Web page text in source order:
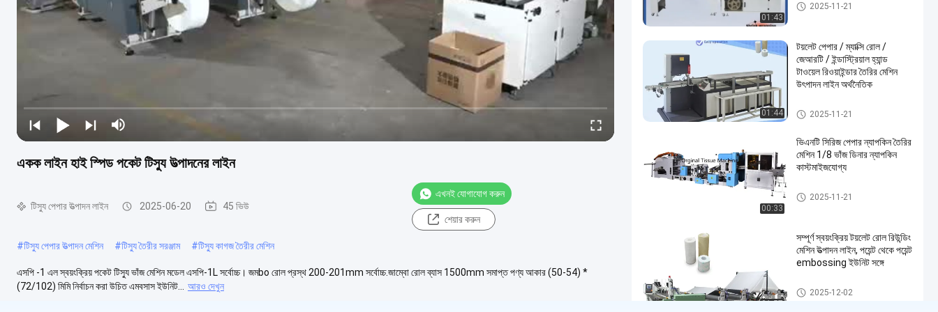
একক লাইন হাই স্পিড পকেট টিস্যু উত্পাদনের লাইন
টিস্যু পেপার উত্পাদন লাইন 2025-06-20 45 ভিউ
এখনই যোগাযোগ করুন
শেয়ার করুন
#টিস্যু পেপার উত্পাদন মেশিন #টিস্যু তৈরীর সরঞ্জাম #টিস্যু কাগজ তৈরীর মেশিন
এসপি -1 এল স্বয়ংক্রিয় পকেট টিস্যু ভাঁজ মেশিন মডেল এসপি-1L সর্বোচ্চ। জমbo রোল প্রস্থ 200-201mm সর্বোচ্চ.জাম্বো রোল ব্যাস 1500mm সমাপ্ত পণ্য আকার (50-54) *
(72/102) মিমি নির্বাচন করা উচিত এমবসাস ইউনিট...
আরও দেখুন
01:43
টিস্যু পেপার উত্পাদন লাইন
2025-11-21
01:44
টয়লেট পেপার / ম্যাক্সি রোল /
জেআরটি / ইন্ডাস্ট্রিয়াল হ্যান্ড
টাওয়েল রিওয়াইন্ডার তৈরির মেশিন
উৎপাদন লাইন অর্থনৈতিক
টিস্যু পেপার উত্পাদন লাইন
2025-11-21
00:33
ভিএনটি সিরিজ পেপার ন্যাপকিন তৈরির
মেশিন 1/8 ভাঁজ ডিনার ন্যাপকিন
কাস্টমাইজযোগ্য
টিস্যু পেপার উত্পাদন লাইন
2025-11-21
01:57
সম্পূর্ণ স্বয়ংক্রিয় টয়লেট রোল রিউন্ডিং
মেশিন উত্পাদন লাইন, পয়েন্ট থেকে পয়েন্ট
embossing ইউনিট সঙ্গে
সেকেন্ড হ্যান্ড টয়লেট পেপার রিউন্ডিং মেশিন
2025-12-02